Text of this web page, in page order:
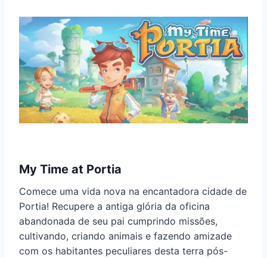
My Time at Portia
Comece uma vida nova na encantadora cidade de
Portia! Recupere a antiga glória da oficina
abandonada de seu pai cumprindo missões,
cultivando, criando animais e fazendo amizade
com os habitantes peculiares desta terra pós-